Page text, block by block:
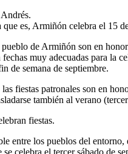
es, Armiñón celebra el 15
de Armiñón son en
muy adecuadas para la
de semana de septiembre.
fiestas patronales son en
también al verano
fiestas.
entre los pueblos del
celebra el tercer sábado de